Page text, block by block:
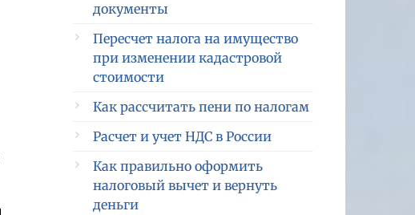
документы
Пересчет налога на имущество
при изменении кадастровой
стоимости
Как рассчитать пени по налогам
Расчет и учет НДС в России
Как правильно оформить
налоговый вычет и вернуть
деньги